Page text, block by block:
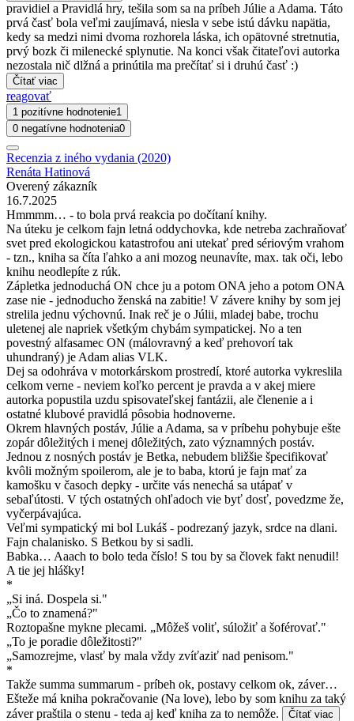
pravidiel a Pravidlá hry, tešila som sa na príbeh Júlie a Adama. Táto
prvá časť bola veľmi zaujímavá, niesla v sebe istú dávku napätia,
kedy sa medzi nimi dvoma rozhorela láska, ich opätovné stretnutia,
prvý bozk či milenecké splynutie. Na konci však čitateľovi autorka
nezostala nič dlžná a prinútila ma prečítať si i druhú časť :)
Čítať viac
reagovať
1 pozitívne hodnotenie1
0 negatívne hodnotenia0
Recenzia z iného vydania (2020)
Renáta Hatinová
Overený zákazník
16.7.2025
Hmmmm… - to bola prvá reakcia po dočítaní knihy.
Na úteku je celkom fajn letná oddychovka, kde netreba zachraňovať
svet pred ekologickou katastrofou ani utekať pred sériovým vrahom
- tzn., kniha sa číta ľahko a ani mozog neunavíte, max. tak oči, lebo
knihu neodlepíte z rúk.
Zápletka jednoduchá ON chce ju a potom ONA jeho a potom ONA
zase nie - jednoducho ženská na zabitie! V závere knihy by som jej
strelila jednu výchovnú. Inak reč je o Júlii, mladej babe, trochu
uletenej ale napriek všetkým chybám sympatickej. No a ten
povestný alfasamec ON (málovravný a keď prehovorí tak
uhundraný) je Adam alias VLK.
Dej sa odohráva v motorkárskom prostredí, ktoré autorka vykreslila
celkom verne - neviem koľko percent je pravda a v akej miere
autorka popustila uzdu spisovateľskej fantázii, ale členenie a i
ostatné klubové pravidlá pôsobia hodnoverne.
Okrem hlavných postáv, Júlie a Adama, sa v príbehu pohybuje ešte
zopár dôležitých i menej dôležitých, zato významných postáv.
Jednou z nosných postáv je Betka, nebudem bližšie špecifikovať
kvôli možným spoilerom, ale je to baba, ktorú je fajn mať za
kamošku v časoch depky - určite vás nenechá sa utápať v
sebaľútosti. V tých ostatných ohľadoch vie byť dosť, povedzme že,
vyčerpávajúca.
Veľmi sympatický mi bol Lukáš - podrezaný jazyk, srdce na dlani.
Fajn chalanisko. S Betkou by si sadli.
Babka… Aaach to bolo teda číslo! S tou by sa človek fakt nenudil!
A tie jej hlášky!
*
„Si iná. Dospela si."
„Čo to znamená?"
Roztopašne mykne plecami. „Môžeš voliť, súložiť a šoférovať."
„To je poradie dôležitosti?"
„Samozrejme, vlasť by mala vždy zvíťaziť nad penisom."
*
Takže summa summarum - príbeh ok, postavy celkom ok, záver…
Ešteže má kniha pokračovanie (Na love), lebo by som knihu za taký
záver praštila o stenu - teda aj keď kniha za to nemôže.
Čítať viac